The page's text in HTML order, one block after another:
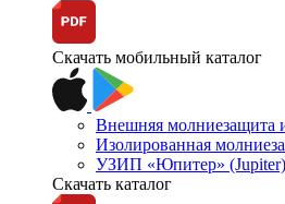
Скачать мобильный каталог
Внешняя молниезащита
Изолированная
УЗИП «Юпитер» (Jupiter)
Скачать каталог